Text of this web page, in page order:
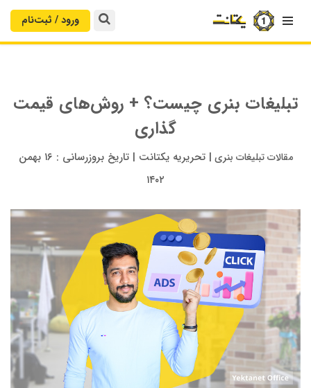
 ورود / ثبت‌‌نام
تبلیغات بنری چیست؟ + روش‌های قیمت
گذاری
مقالات تبلیغات بنری |تحریریه یکتانت |تاریخ بروزرسانی :
۱۶ بهمن
۱۴۰۲